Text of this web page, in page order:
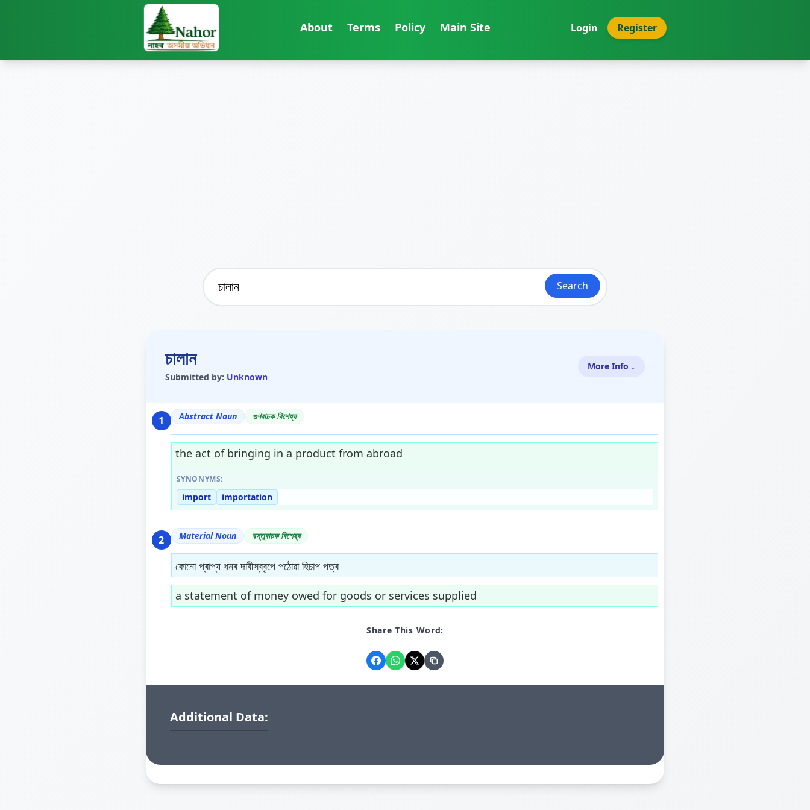
About Terms Policy Main Site Login Register
Search
চালান
Submitted by: Unknown
More Info ↓
1 Abstract Noun গুণবাচক বিশেষ্য
the act of bringing in a product from abroad
SYNONYMS:
import importation
2 Material Noun বস্তুবাচক বিশেষ্য
কোনো প্ৰাপ্য ধনৰ দাবীস্বৰৃপে পঠোৱা হিচাপ পত্ৰ
a statement of money owed for goods or services supplied
Share This Word:
Additional Data: